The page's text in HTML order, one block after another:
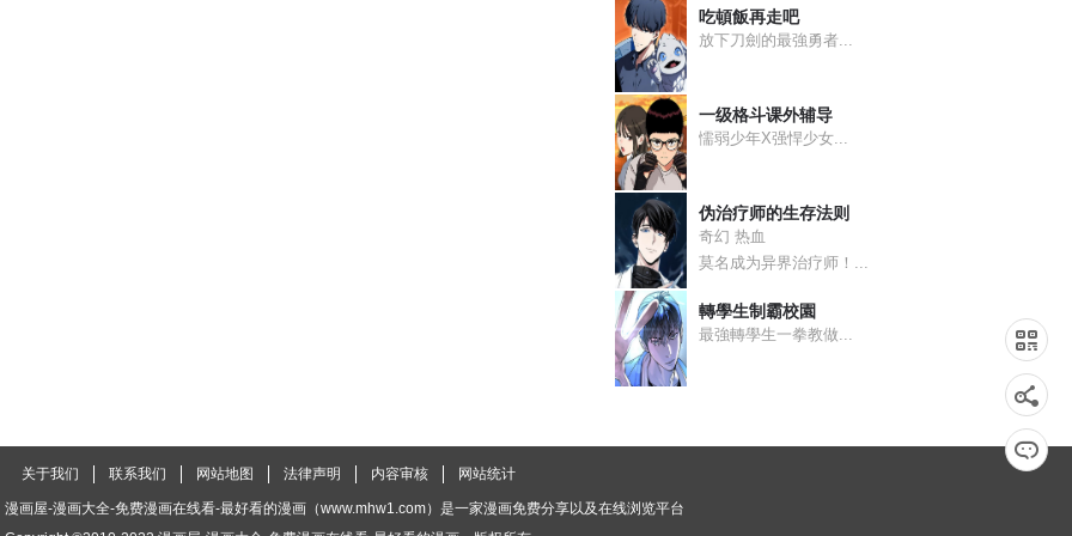
吃頓飯再走吧
放下刀劍的最強勇者...
一级格斗课外辅导
懦弱少年X强悍少女...
伪治疗师的生存法则
奇幻 热血
莫名成为异界治疗师！...
轉學生制霸校園
最強轉學生一拳教做...
关于我们 联系我们 网站地图 法律声明 内容审核 网站统计
漫画屋-漫画大全-免费漫画在线看-最好看的漫画（www.mhw1.com）是一家漫画免费分享以及在线浏览平台